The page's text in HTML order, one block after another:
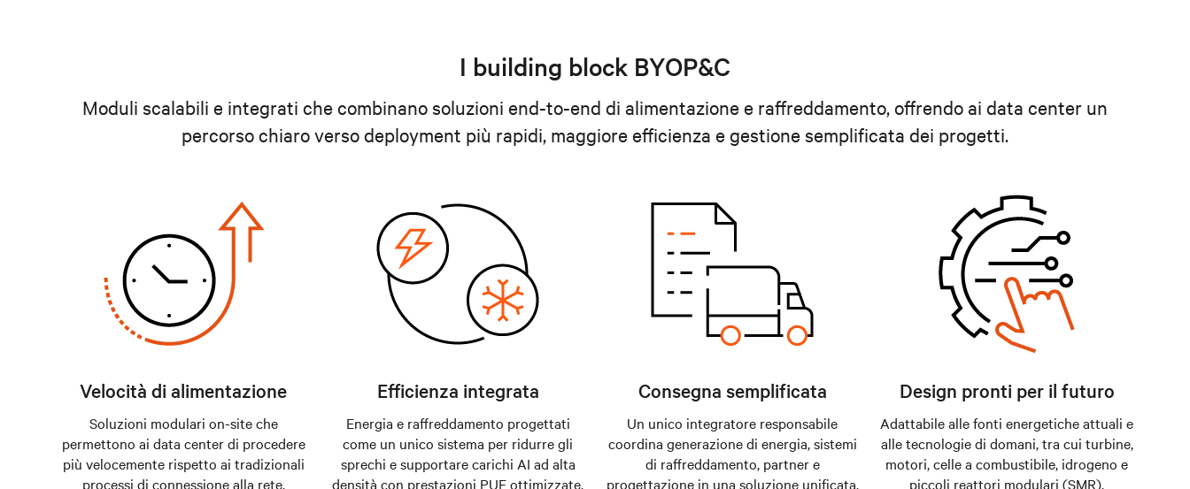
I building block BYOP&C
Moduli scalabili e integrati che combinano soluzioni end-to-end di alimentazione e raffreddamento, offrendo ai data center un
percorso chiaro verso deployment più rapidi, maggiore efficienza e gestione semplificata dei progetti.
Velocità di alimentazione
Soluzioni modulari on-site che
permettono ai data center di procedere
più velocemente rispetto ai tradizionali
processi di connessione alla rete.
Efficienza integrata
Energia e raffreddamento progettati
come un unico sistema per ridurre gli
sprechi e supportare carichi AI ad alta
densità con prestazioni PUE ottimizzate.
Consegna semplificata
Un unico integratore responsabile
coordina generazione di energia, sistemi
di raffreddamento, partner e
progettazione in una soluzione unificata.
Design pronti per il futuro
Adattabile alle fonti energetiche attuali e
alle tecnologie di domani, tra cui turbine,
motori, celle a combustibile, idrogeno e
piccoli reattori modulari (SMR).